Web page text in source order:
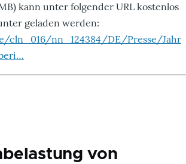
kann unter folgender URL kostenlos
geladen werden:
cln_016/nn_124384/DE/Presse/Jahr
von